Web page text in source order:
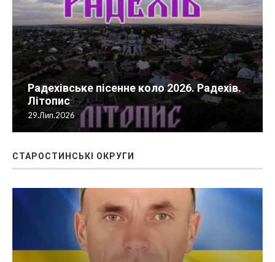
Радехівське пісенне коло 2026. Радехів.
Літопис
29.Лип.2026
СТАРОСТИНСЬКІ ОКРУГИ